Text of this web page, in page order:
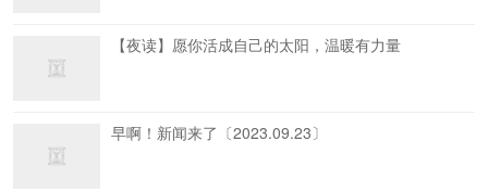
【夜读】愿你活成自己的太阳，温暖有力量
早啊！新闻来了〔2023.09.23〕